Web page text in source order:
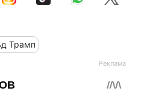
Трамп